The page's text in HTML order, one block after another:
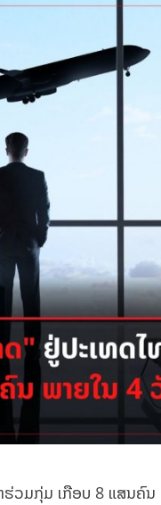
ຮ່ວມກຸ່ມ ເກືອບ 8 ແສນຄົ